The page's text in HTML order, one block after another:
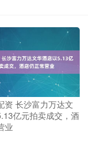
资 长沙富力万达文
亿元拍卖成交，酒
业